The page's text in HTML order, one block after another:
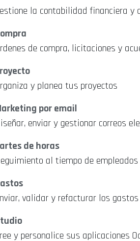
la contabilidad financiera y
de compra, licitaciones y
y planea tus proyectos
por email
enviar y gestionar correos
de horas
al tiempo de
validar y refacturar los
y personalice sus aplicaciones